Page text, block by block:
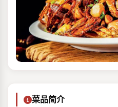
菜品简介